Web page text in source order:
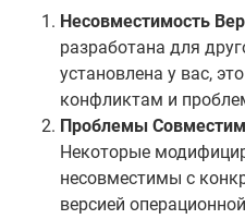
Несовместимость
разработана для
установлена у вас,
конфликтам и
Проблемы
Некоторые
несовместимы с
версией